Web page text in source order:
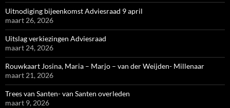
Uitnodiging bijeenkomst Adviesraad 9 april
maart 26, 2026
Uitslag verkiezingen Adviesraad
maart 24, 2026
Rouwkaart Josina, Maria – Marjo – van der Weijden- Millenaar
maart 21, 2026
Trees van Santen- van Santen overleden
maart 9, 2026